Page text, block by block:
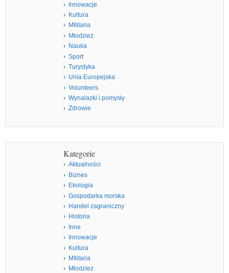
Innowacje
Kultura
MIlitaria
Młodzież
Nauka
Sport
Turystyka
Unia Europejska
Volunteers
Wynalazki i pomysły
Zdrowie
Kategorie
Aktualności
Biznes
Ekologia
Gospodarka morska
Handel zagraniczny
Historia
Inne
Innowacje
Kultura
MIlitaria
Młodzież